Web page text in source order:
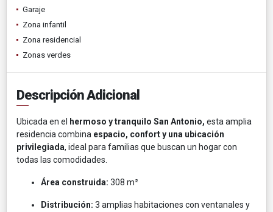
Garaje
Zona infantil
Zona residencial
Zonas verdes
Descripción Adicional
Ubicada en el hermoso y tranquilo San Antonio, esta amplia
residencia combina espacio, confort y una ubicación
privilegiada, ideal para familias que buscan un hogar con
todas las comodidades.
Área construida: 308 m²
Distribución: 3 amplias habitaciones con ventanales y